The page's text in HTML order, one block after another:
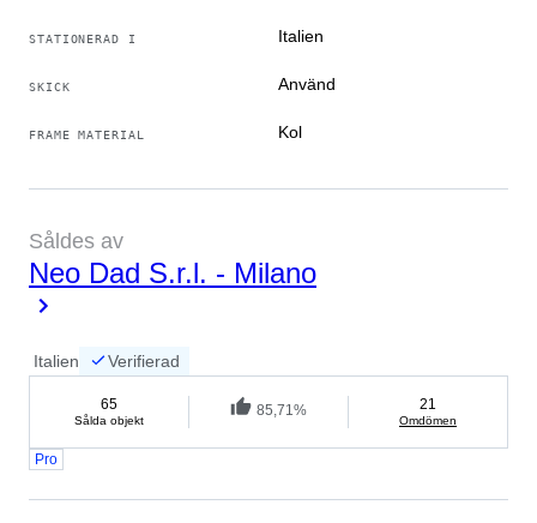
STATIONERAD I Italien
SKICK Använd
FRAME MATERIAL Kol
Såldes av
Neo Dad S.r.l. - Milano
Italien Verifierad
65
Sålda objekt
85,71% 21
Omdömen
Pro